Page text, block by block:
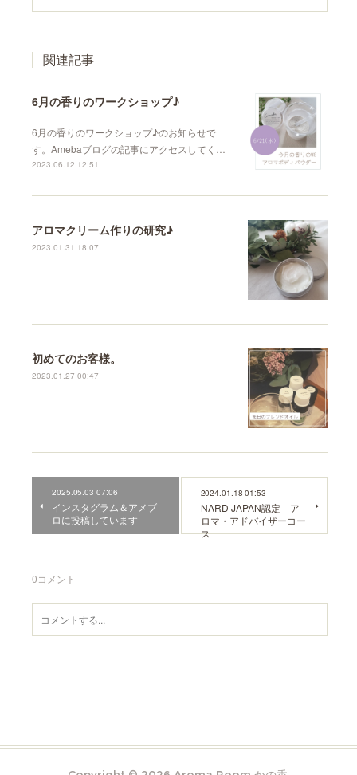
関連記事
6月の香りのワークショップ♪︎
6月の香りのワークショップ♪︎のお知らせで
す。Amebaブログの記事にアクセスしてく…
2023.06.12 12:51
アロマクリーム作りの研究♪
2023.01.31 18:07
初めてのお客様。
2023.01.27 00:47
2025.05.03 07:06
インスタグラム＆アメブ
ロに投稿しています
2024.01.18 01:53
NARD JAPAN認定 ア
ロマ・アドバイザーコー
ス
0コメント